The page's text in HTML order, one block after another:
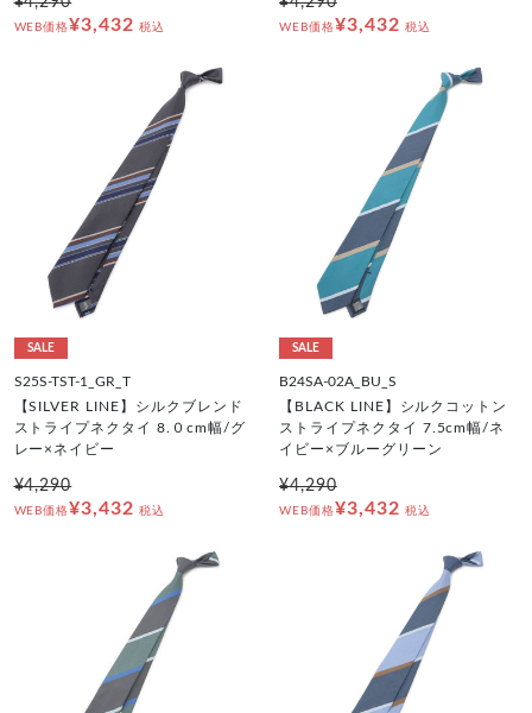
WEB価格¥3,432 税込 WEB価格¥3,432 税込
SALE
S25S-TST-1_GR_T
【SILVER LINE】シルクブレンド
ストライプネクタイ 8.０cm幅/グ
レー×ネイビー
¥4,290
WEB価格¥3,432 税込
SALE
B24SA-02A_BU_S
【BLACK LINE】シルクコットン
ストライプネクタイ 7.5cm幅/ネ
イビー×ブルーグリーン
¥4,290
WEB価格¥3,432 税込